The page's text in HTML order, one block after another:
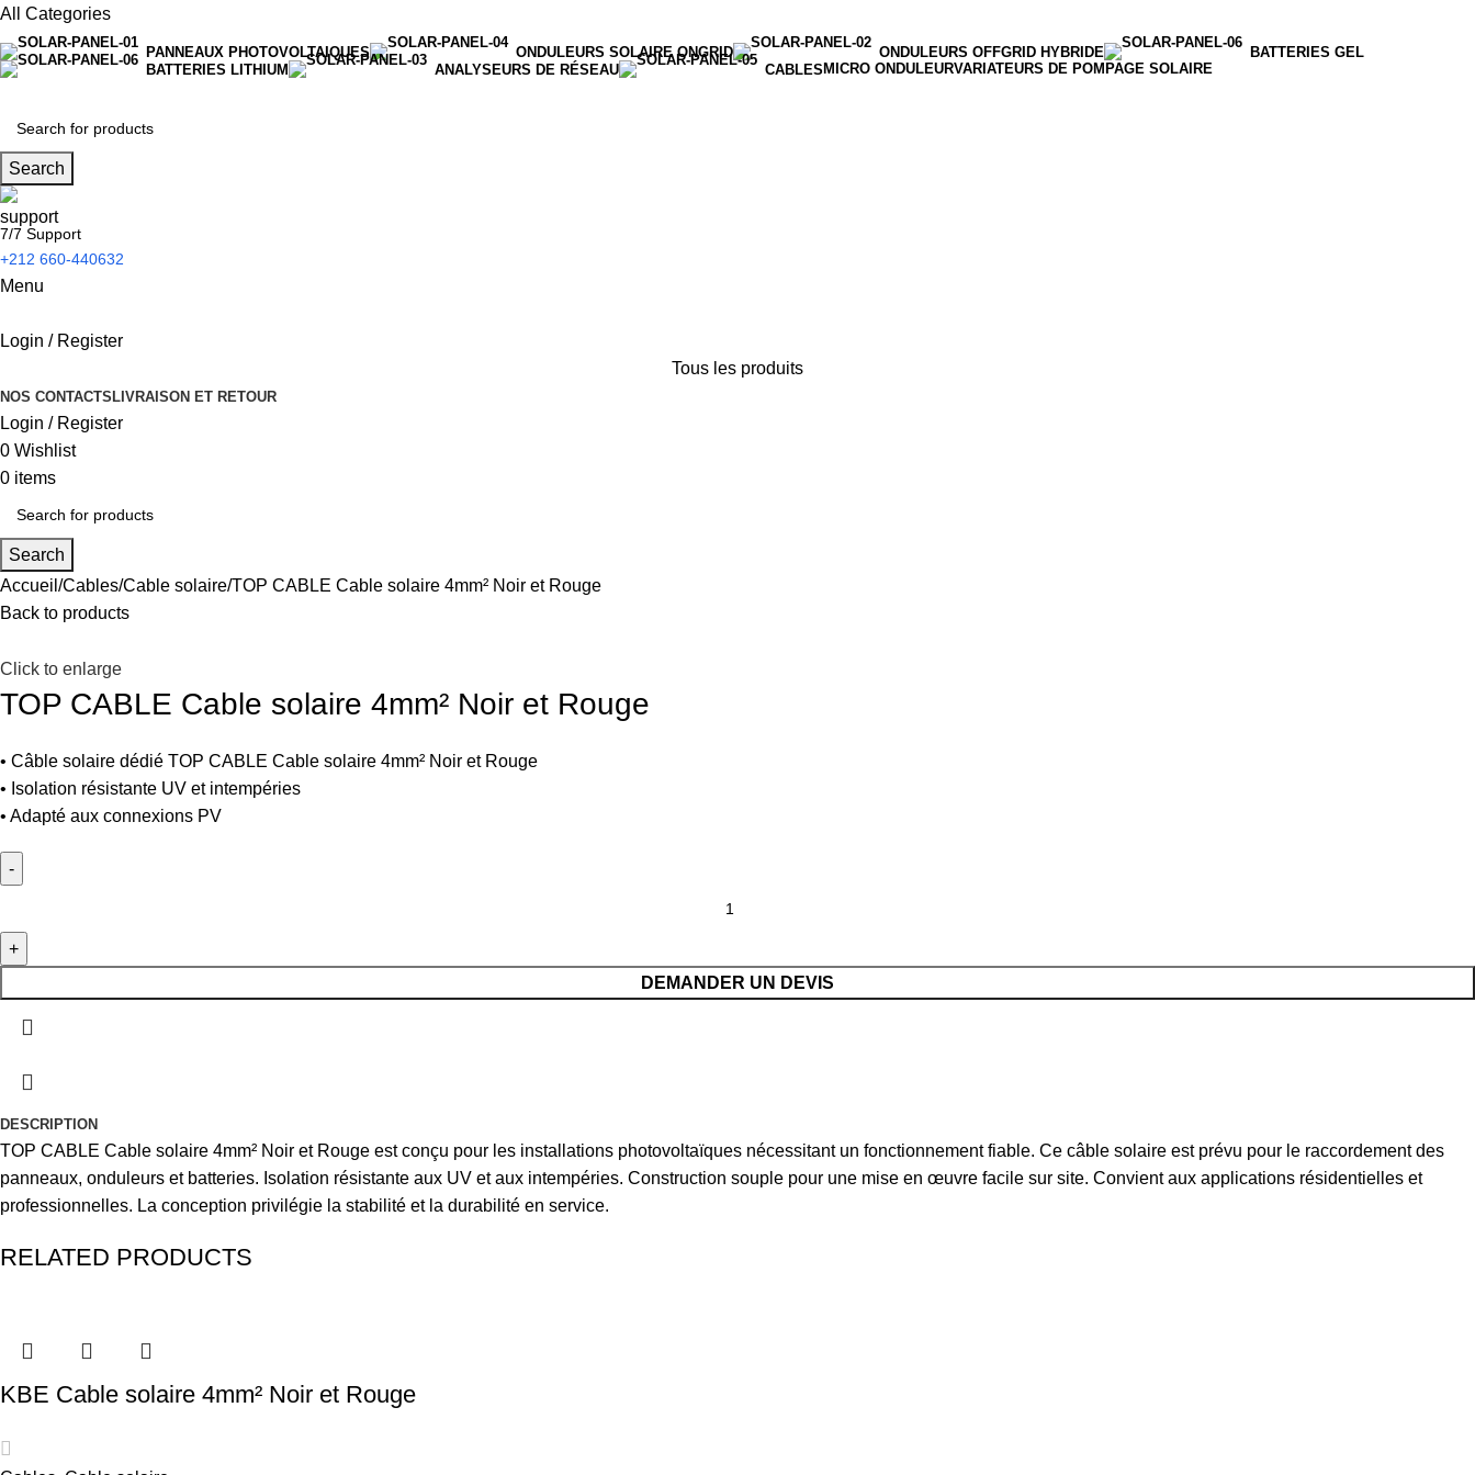
All Categories
PANNEAUX PHOTOVOLTAIQUES ONDULEURS SOLAIRE ONGRID ONDULEURS OFFGRID HYBRIDE
BATTERIES GEL
BATTERIES LITHIUM
ANALYSEURS DE RÉSEAU CABLES MICRO ONDULEURVARIATEURS DE POMPAGE SOLAIRE
Search
7/7 Support
+212 660-440632
Menu
Login / Register
Tous les produits
NOS CONTACTS LIVRAISON ET RETOUR
Login / Register
0 Wishlist
0 items
Search
Accueil Cables Cable solaire TOP CABLE Cable solaire 4mm² Noir et Rouge
Back to products
Click to enlarge
TOP CABLE Cable solaire 4mm² Noir et Rouge
• Câble solaire dédié TOP CABLE Cable solaire 4mm² Noir et Rouge
• Isolation résistante UV et intempéries
• Adapté aux connexions PV
DEMANDER UN DEVIS
DESCRIPTION
TOP CABLE Cable solaire 4mm² Noir et Rouge est conçu pour les installations photovoltaïques nécessitant un fonctionnement fiable. Ce câble solaire est prévu pour le raccordement des
panneaux, onduleurs et batteries. Isolation résistante aux UV et aux intempéries. Construction souple pour une mise en œuvre facile sur site. Convient aux applications résidentielles et
professionnelles. La conception privilégie la stabilité et la durabilité en service.
RELATED PRODUCTS
KBE Cable solaire 4mm² Noir et Rouge